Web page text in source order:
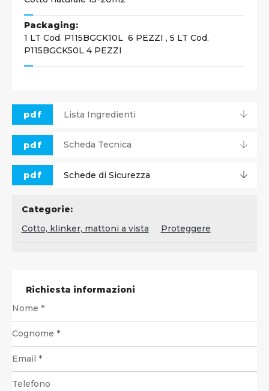
Packaging:
1 LT Cod. P115BGCK10L 6 PEZZI , 5 LT Cod.
P115BGCK50L 4 PEZZI
pdf Lista Ingredienti
pdf Scheda Tecnica
pdf Schede di Sicurezza
Categorie:
Cotto, klinker, mattoni a vista
Proteggere
Richiesta informazioni